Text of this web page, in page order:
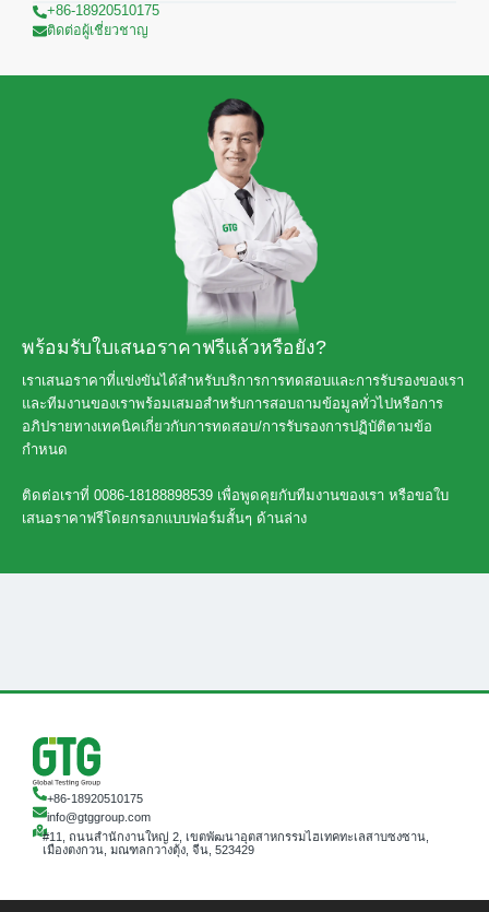
+86-18920510175
ติดต่อผู้เชี่ยวชาญ
พร้อมรับใบเสนอราคาฟรีแล้วหรือยัง?
เราเสนอราคาที่แข่งขันได้สำหรับบริการการทดสอบและการรับรองของเรา
และทีมงานของเราพร้อมเสมอสำหรับการสอบถามข้อมูลทั่วไปหรือการ
อภิปรายทางเทคนิคเกี่ยวกับการทดสอบ/การรับรองการปฏิบัติตามข้อ
กำหนด
ติดต่อเราที่ 0086-18188898539 เพื่อพูดคุยกับทีมงานของเรา หรือขอใบ
เสนอราคาฟรีโดยกรอกแบบฟอร์มสั้นๆ ด้านล่าง
+86-18920510175
info@gtggroup.com
#11, ถนนสำนักงานใหญ่ 2, เขตพัฒนาอุตสาหกรรมไฮเทคทะเลสาบซงซาน,
เมืองตงกวน, มณฑลกวางตุ้ง, จีน, 523429